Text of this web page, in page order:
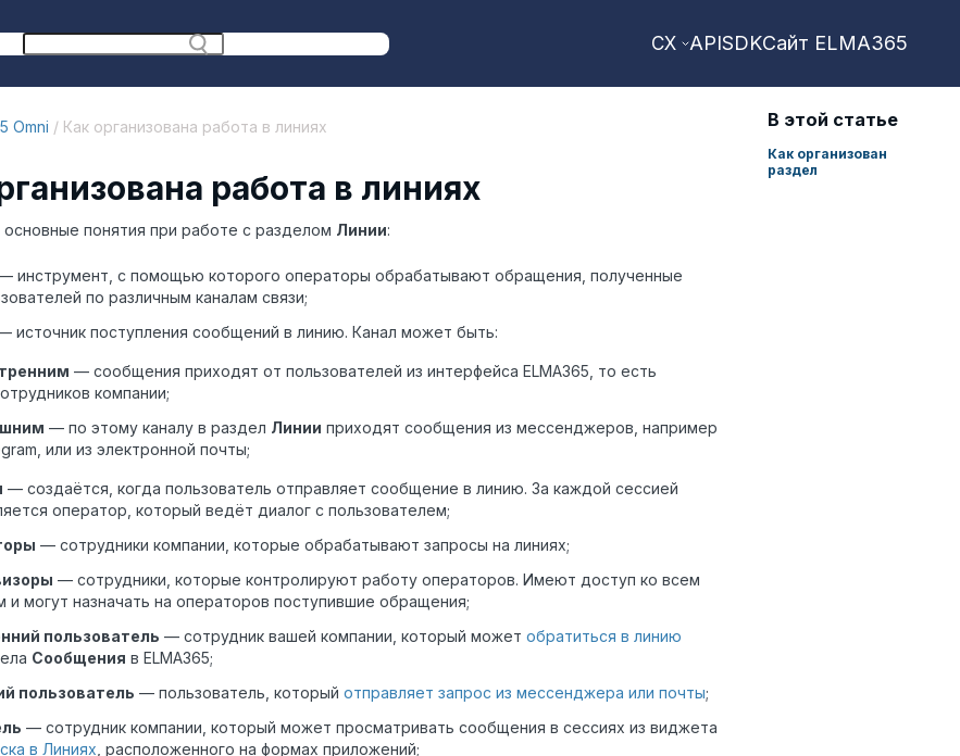
CX APISDKСайт ELMA365
Omni / Как организована работа в линиях
работа в линиях
понятия при работе с разделом Линии:
инструмент, с помощью которого операторы обрабатывают обращения, полученные
по различным каналам связи;
источник поступления сообщений в линию. Канал может быть:
— сообщения приходят от пользователей из интерфейса ELMA365, то есть
компании;
— по этому каналу в раздел Линии приходят сообщения из мессенджеров, например
или из электронной почты;
— создаётся, когда пользователь отправляет сообщение в линию. За каждой сессией
оператор, который ведёт диалог с пользователем;
— сотрудники компании, которые обрабатывают запросы на линиях;
— сотрудники, которые контролируют работу операторов. Имеют доступ ко всем
и могут назначать на операторов поступившие обращения;
пользователь — сотрудник вашей компании, который может обратиться в линию
Сообщения в ELMA365;
пользователь — пользователь, который отправляет запрос из мессенджера или почты;
— сотрудник компании, который может просматривать сообщения в сессиях из виджета
в Линиях, расположенного на формах приложений;
В этой статье
Как организован
раздел